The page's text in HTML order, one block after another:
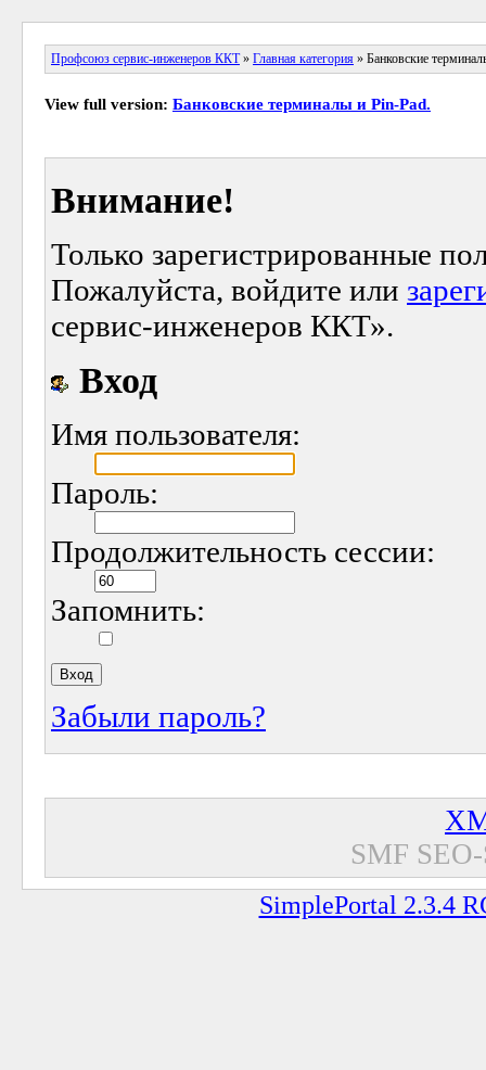
Профсоюз сервис-инженеров ККТ» Главная категория » Банковские
View full version: Банковские терминалы и Pin-Pad.
Внимание!
Только зарегистрированные
Пожалуйста, войдите или
сервис-инженеров ККТ».
Вход
Имя пользователя:
Пароль:
Продолжительность сессии:
Запомнить:
Забыли пароль?
SMF
SimplePortal 2.3.4